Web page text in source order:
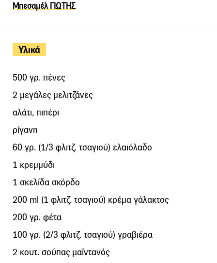
Υλικά
500 γρ. πένες
2 μεγάλες μελιτζάνες
αλάτι, πιπέρι
ρίγανη
60 γρ. (1/3 φλιτζ. τσαγιού) ελαιόλαδο
1 κρεμμύδι
1 σκελίδα σκόρδο
200 ml (1 φλιτζ. τσαγιού) κρέμα γάλακτος
200 γρ. φέτα
100 γρ. (2/3 φλιτζ. τσαγιού) γραβιέρα
2 κουτ. σούπας μαϊντανός
Μπεσαμέλ ΓΙΩΤΗΣ